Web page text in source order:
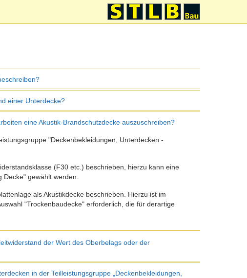
einer Unterdecke?
eine Akustik-Brandschutzdecke auszuschreiben?
"Deckenbekleidungen, Unterdecken -
(F30 etc.) beschrieben, hierzu kann eine
Decke" gewählt werden.
als Akustikdecke beschrieben. Hierzu ist im
"Trockenbaudecke" erforderlich, die für derartige
der Wert des Oberbelags oder der
in der Teilleistungsgruppe „Deckenbekleidungen,